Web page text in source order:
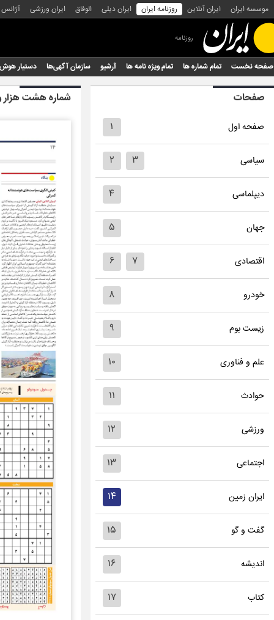
موسسه ایران ایران آنلاین روزنامه ایران ایران دیلی الوفاق ایران ورزشی
روزنامه
صفحه نخست تمام شماره ها تمام ویژه نامه ها آرشیو سازمان آگهی‌ها دستیار
صفحات
صفحه اول ۱
سیاسی ۲ ۳
دیپلماسی ۴
جهان ۵
اقتصادی ۶ ۷
خودرو ۸
زیست بوم ۹
علم و فناوری ۱۰
حوادث ۱۱
ورزشی ۱۲
اجتماعی ۱۳
ایران زمین ۱۴
گفت و گو ۱۵
اندیشه ۱۶
کتاب ۱۷
شماره هشت هزار